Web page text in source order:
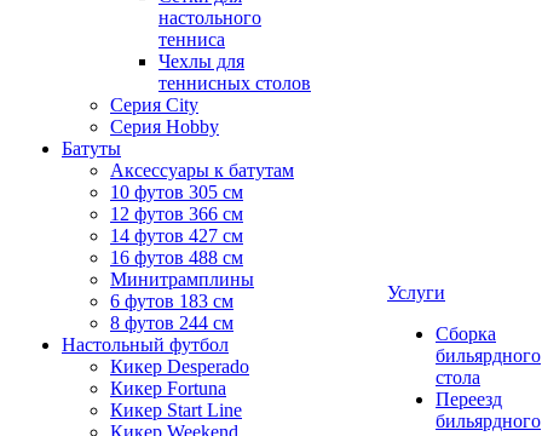
настольного
тенниса
Чехлы для
теннисных столов
Серия City
Серия Hobby
Батуты
Аксессуары к батутам
10 футов 305 см
12 футов 366 см
14 футов 427 см
16 футов 488 см
Минитрамплины
6 футов 183 см
8 футов 244 см
Настольный футбол
Кикер Desperado
Кикер Fortuna
Кикер Start Line
Кикер Weekend
Услуги
Сборка
бильярдного
стола
Переезд
бильярдного